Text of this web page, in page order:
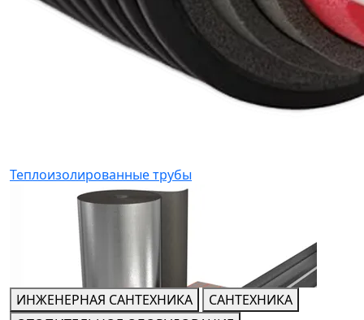
Теплоизолированные трубы
ИНЖЕНЕРНАЯ САНТЕХНИКА
САНТЕХНИКА